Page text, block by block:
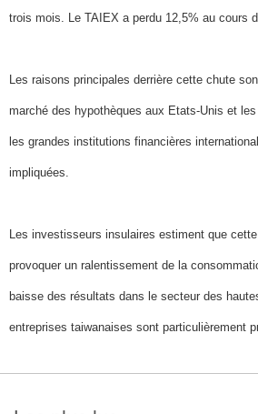
trois mois. Le TAIEX a perdu 12,5% au cours
Les raisons principales derrière cette chute
marché des hypothèques aux Etats-Unis et
les grandes institutions financières
impliquées.
Les investisseurs insulaires estiment que
provoquer un ralentissement de la
baisse des résultats dans le secteur des
entreprises taiwanaises sont particulièrement